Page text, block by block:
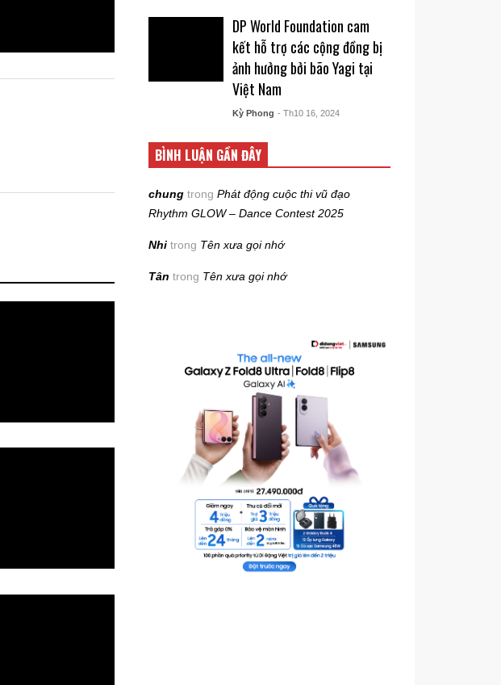
DP World Foundation cam
kết hỗ trợ các cộng đồng bị
ảnh hưởng bởi bão Yagi tại
Việt Nam
Kỳ Phong - Th10 16, 2024
BÌNH LUẬN GẦN ĐÂY
chung trongPhát động cuộc thi vũ đạo
Rhythm GLOW – Dance Contest 2025
Nhi trong Tên xưa gọi nhớ
Tân trong Tên xưa gọi nhớ